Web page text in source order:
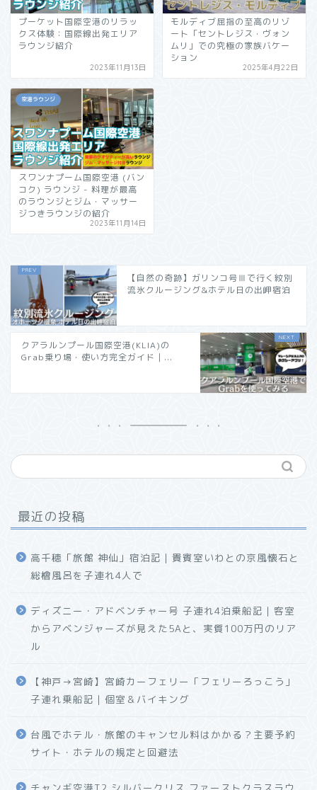
プーケット国際空港のリラッ
クス体験：国際線出発エリア
ラウンジ紹介
2023年11月13日
モルディブ屈指の至高のリゾ
ート「セントレジス・ヴォン
ムリ」での究極の家族バケー
ション
2025年4月22日
空港ラウンジ
スワンナプーム国際空港 (バン
コク) ラウンジ - 料理が最高
のラウンジとジム・マッサー
ジつきラウンジの紹介
2023年11月14日
【自然の奇跡】ガリンコ号Ⅲで行く紋別
流氷クルージング&ホテル日の出岬宿泊
クアラルンプール国際空港(KLIA)の
Grab乗り場・使い方完全ガイド｜...
最近の投稿
高千穂「旅館 神仙」宿泊記｜貴賓室いわとの京風懐石と
総檜風呂を子連れ4人で
ディズニー・アドベンチャー号 子連れ4泊乗船記｜客室
からアベンジャーズが見えた5Aと、実質100万円のリア
ル
【神戸→宮崎】宮崎カーフェリー「フェリーろっこう」
子連れ乗船記｜個室＆バイキング
台風でホテル・旅館のキャンセル料はかかる？主要予約
サイト・ホテルの規定と回避法